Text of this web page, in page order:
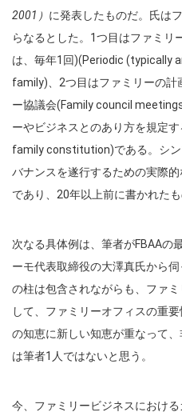
2001 ） に発表したものだ。氏は
らなるとした。1つ目はファミリ
は、毎年1回)(Periodic (typically
family)、2つ目はファミリーの計
ー協議会(Family council
ーやビジネスとのあり方を規定
family constitution)である。シ
バナンスを遂行するための実際
であり、20年以上前に書かれたも
次なる具体例は、筆者がFBAAの
ーモ代表取締役の大澤真氏から
の柱は包含されながらも、ファ
して、ファミリーオフィスの重
の知恵に新しい知恵が重なって
は筆者1人ではないと思う。
今、ファミリービジネスにおけ